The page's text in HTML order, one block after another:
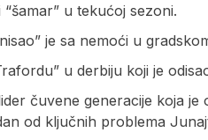
u tekućoj sezoni.
je sa nemoći u
u derbiju koji je
čuvene generacije koja
od ključnih problema